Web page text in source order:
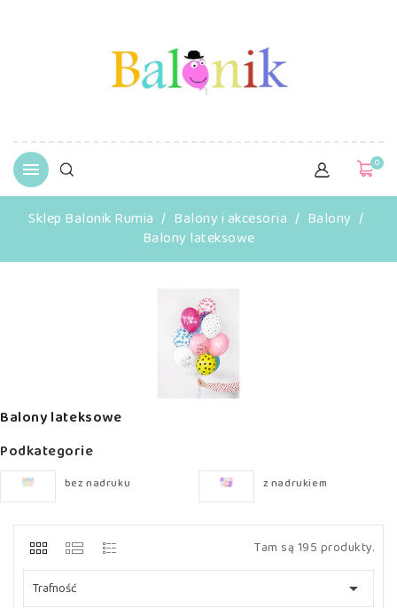
 0
Sklep Balonik Rumia Balony i akcesoria
Balony
Balony lateksowe
Balony lateksowe
Podkategorie
bez nadruku z nadrukiem
Tam są 195 produkty.
Trafność 